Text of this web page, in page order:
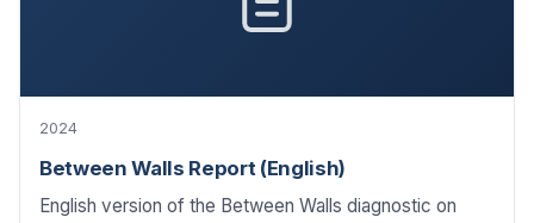
2024
Between Walls Report (English)
English version of the Between Walls diagnostic on